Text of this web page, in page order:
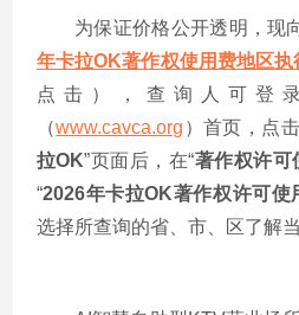
为保证价格公开透明，现
年卡拉OK著作权使用费地区执
点击），查询人可登
（www.cavca.org ）首页，点
拉OK”页面后，在“著作权许可
“2026年卡拉OK著作权许可使
选择所查询的省、市、区了解